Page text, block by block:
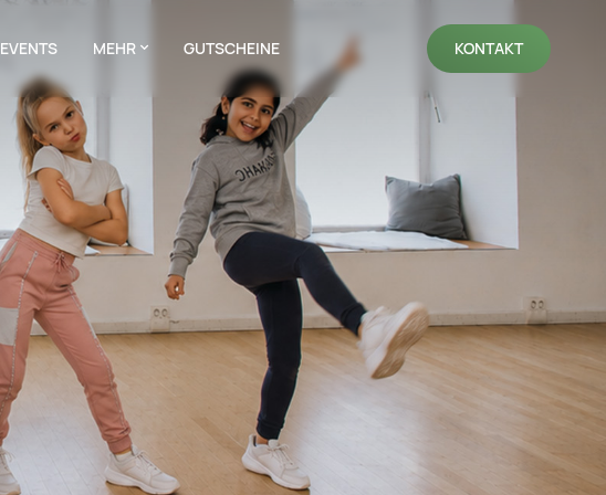
EVENTS MEHR GUTSCHEINE NAVIGATION WIEDERHOLENKONTAKT